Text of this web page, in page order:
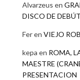
Alvarzeus en
DISCO DE
Feren VIEJO
kepa en ROMA,
MAESTRE
PRESENTACION